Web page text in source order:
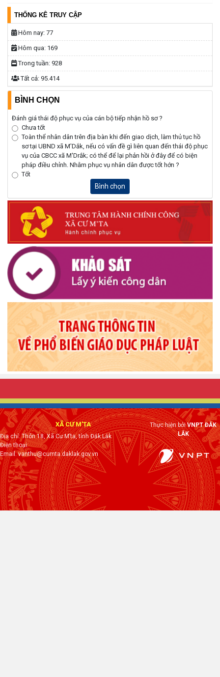
THỐNG KÊ TRUY CẬP
Hôm nay: 77
Hôm qua: 169
Trong tuần: 928
Tất cả: 95.414
BÌNH CHỌN
Đánh giá thái độ phục vụ của cán bộ tiếp nhận hồ sơ ?
Chưa tốt
Toàn thể nhân dân trên địa bàn khi đến giao dịch, làm thủ tục hồ
sơ tại UBND xã M'Dắk, nếu có vấn đề gì liên quan đến thái độ phục
vụ của CBCC xã M'Drắk; có thể để lại phản hồi ở đây để có biện
pháp điều chỉnh. Nhằm phục vụ nhân dân được tốt hớn ?
Tốt
Bình chọn
XÃ CƯ M'TA
Địa chỉ: Thôn 18, Xã Cư M’ta, tỉnh Đắk Lắk
Điện thoại:
Email: vanthu@cumta.daklak.gov.vn
Thực hiện bởiVNPT ĐẮK
LẮK